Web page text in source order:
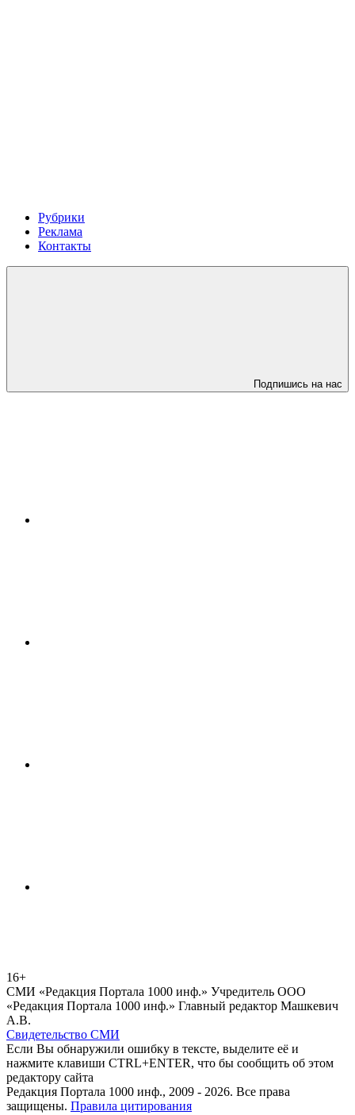
Рубрики
Реклама
Контакты
Подпишись на нас
16+
СМИ «Редакция Портала 1000 инф.» Учредитель ООО
«Редакция Портала 1000 инф.» Главный редактор Машкевич
А.В.
Свидетельство СМИ
Если Вы обнаружили ошибку в тексте, выделите её и
нажмите клавиши CTRL+ENTER, что бы сообщить об этом
редактору сайта
Редакция Портала 1000 инф., 2009 - 2026. Все права
защищены. Правила цитирования